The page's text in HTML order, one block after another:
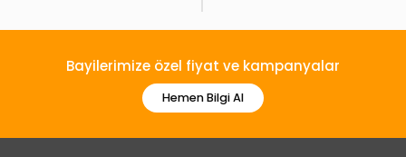
Bayilerimize özel fiyat ve kampanyalar
Hemen Bilgi Al